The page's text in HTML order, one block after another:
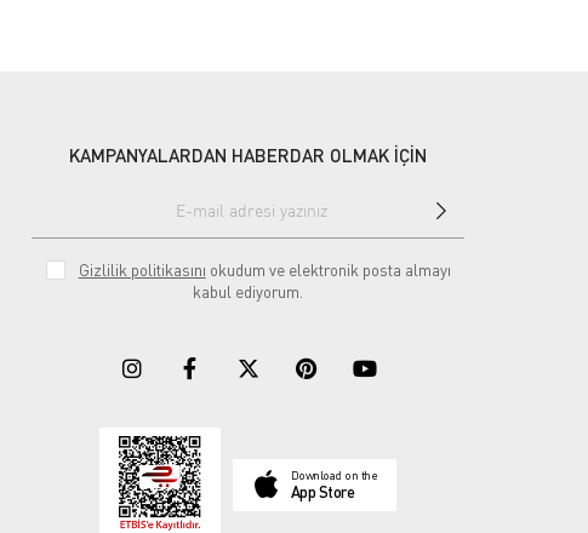
KAMPANYALARDAN HABERDAR OLMAK İÇİN
Gizlilik politikasını okudum ve elektronik posta almayı
kabul ediyorum.
Download on the
App Store